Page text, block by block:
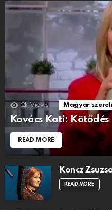
2k Views Magyar
Kovács Kati: Kötődés
READ MORE
Koncz
READ MORE